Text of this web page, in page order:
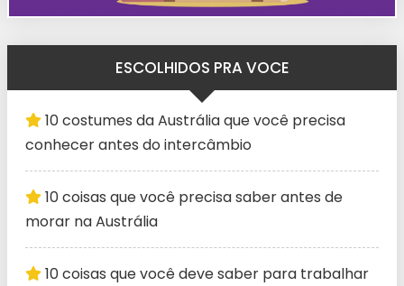
ESCOLHIDOS PRA VOCE
10 costumes da Austrália que você precisa
conhecer antes do intercâmbio
10 coisas que você precisa saber antes de
morar na Austrália
10 coisas que você deve saber para trabalhar